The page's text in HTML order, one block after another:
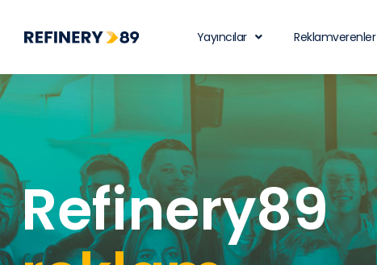
Yayıncılar Reklamverenler
Refinery89